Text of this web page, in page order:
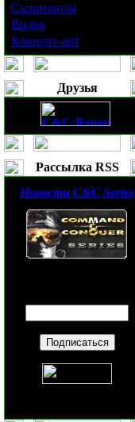
Скриншоты
Видео
Концепт-арт
Друзья
Рассылка RSS
Новости C&C Series